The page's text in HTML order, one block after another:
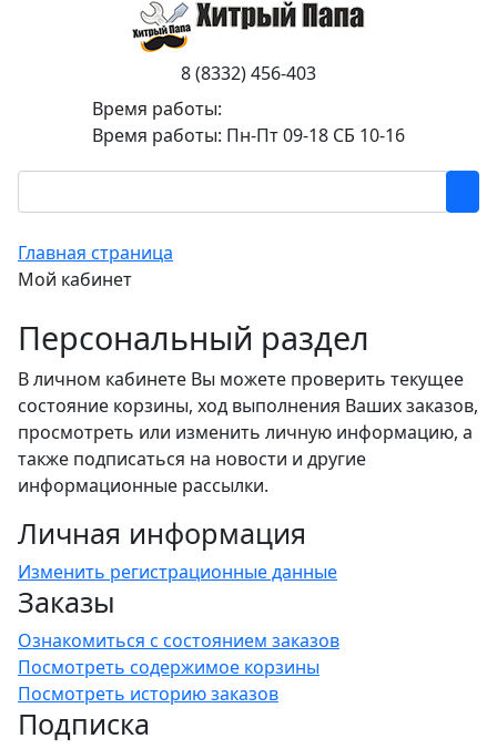
8 (8332) 456-403
Время работы:
Время работы: Пн-Пт 09-18 СБ 10-16
Главная страница
Мой кабинет
Персональный раздел
В личном кабинете Вы можете проверить текущее
состояние корзины, ход выполнения Ваших заказов,
просмотреть или изменить личную информацию, а
также подписаться на новости и другие
информационные рассылки.
Личная информация
Изменить регистрационные данные
Заказы
Ознакомиться с состоянием заказов
Посмотреть содержимое корзины
Посмотреть историю заказов
Подписка